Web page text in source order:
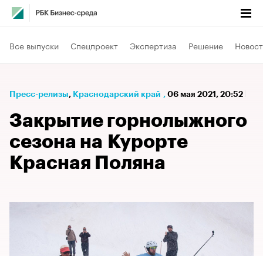
Все выпуски Спецпроект Экспертиза Решение
Пресс-релизы⁠, Краснодарский край , 06 мая 2021, 20:52
Закрытие горнолыжного
сезона на Курорте
Красная Поляна